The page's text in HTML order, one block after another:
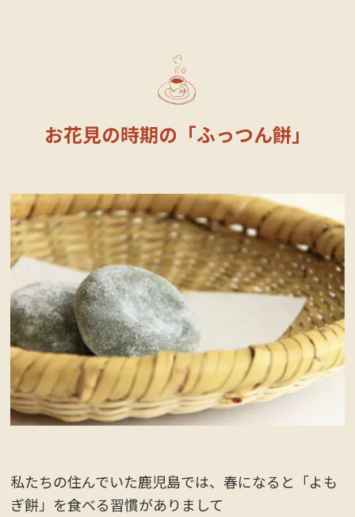
お花見の時期の「ふっつん餅」
私たちの住んでいた鹿児島では、春になると「よも
ぎ餅」を食べる習慣がありまして